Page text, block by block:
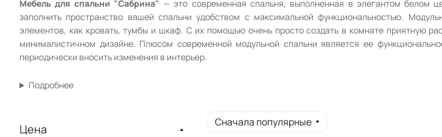
Мебель для спальни "Сабрина" — это современная спальня, выполненная в элегантом белом
заполнить пространство вашей спальни удобством с максимальной функциональностью.
элементов, как кровать, тумбы и шкаф. С их помощью очень просто создать в комнате приятную
минималистичном дизайне. Плюсом современной модульной спальни является ее
периодически вносить изменения в интерьер.
Подробнее
Сначала популярные
Цена